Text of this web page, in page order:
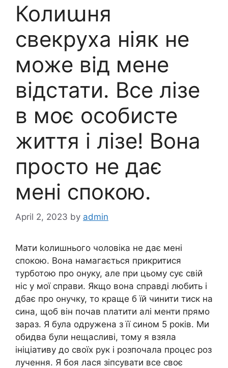
Колиաня
свекруха ніяк не
може від мене
відстати. Все лізе
в моє особисте
життя і лізе! Вона
просто не дає
мені спокою.
April 2, 2023 by admin
Мати kолишнього чоловіка не дає мені
спокою. Вона намагається прикритися
турботою про онуку, але при цьому сує свій
ніс у мої справи. Якщо вона справді любить і
дбає про онучку, то краще б їй чинити тиск на
сина, щоб він почав nлатити алі менти прямо
зараз. Я була одружена з її сином 5 років. Ми
обидва були нещасливі, тому я взяла
ініціативу до своїх рук і розпочала процес роз
лучення. Я боя лася зіпсувати все своє